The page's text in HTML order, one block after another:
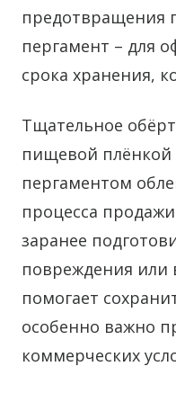
предотвращения
пергамент – для
срока хранения,
Тщательное
пищевой плёнкой
пергаментом
процесса
заранее
повреждения или
помогает
особенно важно
коммерческих